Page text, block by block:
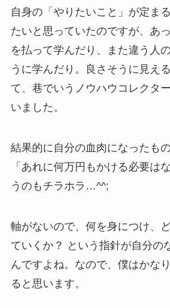
自身の「やりたいこと」が定ま
たいと思っていたのですが、あ
を払って学んだり、また違う人
うに学んだり。良さそうに見え
て、巷でいうノウハウコレクタ
いました。
結果的に自分の血肉になったも
「あれに何万円もかける必要は
うのもチラホラ…^^;
軸がないので、何を身につけ、
ていくか？ という指針が自分の
んですよね。なので、僕はかな
ると思います。